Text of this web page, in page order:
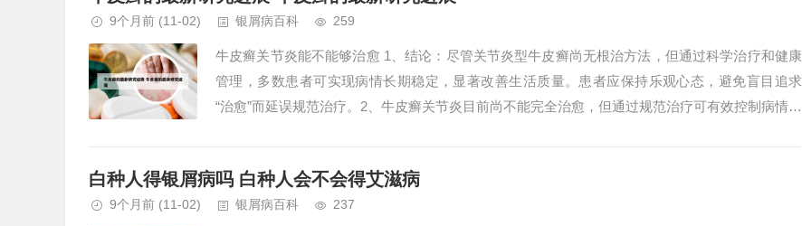
9个月前 (11-02) 银屑病百科 259
牛皮癣关节炎能不能够治愈 1、结论：尽管关节炎型牛皮癣尚无根治方法，但通过科学治疗和健康
管理，多数患者可实现病情长期稳定，显著改善生活质量。患者应保持乐观心态，避免盲目追求
“治愈”而延误规范治疗。2、牛皮癣关节炎目前尚不能完全治愈，但通过规范治疗可有效控制病情、
白种人得银屑病吗 白种人会不会得艾滋病
9个月前 (11-02) 银屑病百科 237